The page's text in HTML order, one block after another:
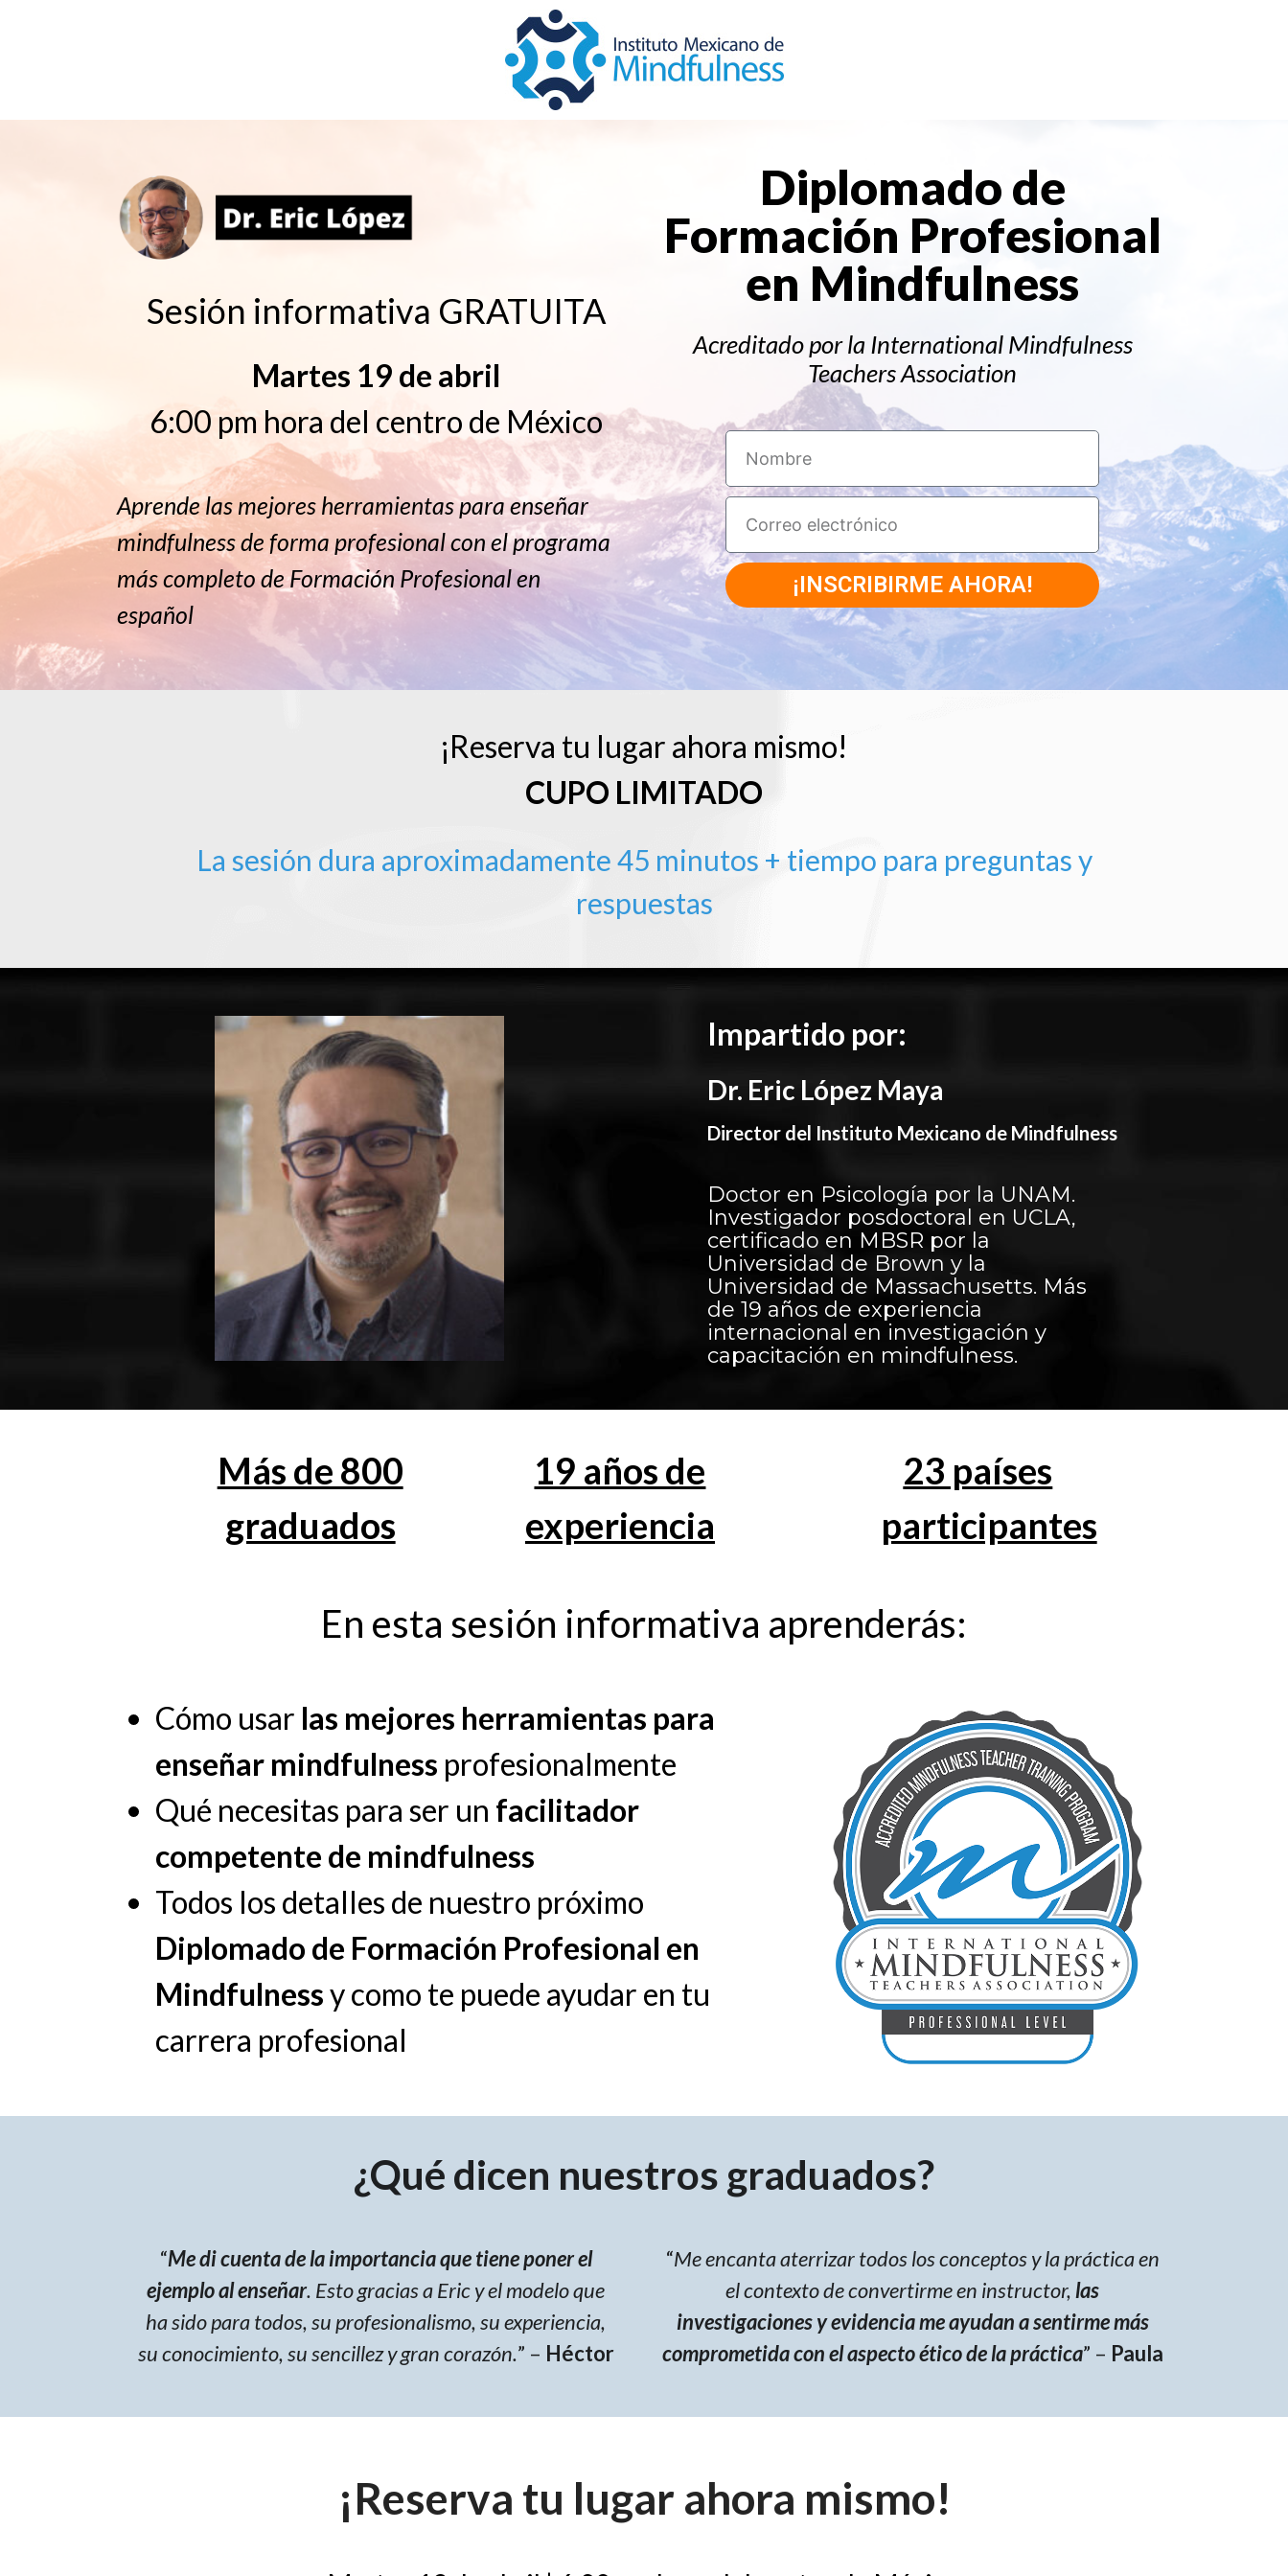
Sesión informativa GRATUITA
Martes 19 de abril
6:00 pm hora del centro de México
Aprende las mejores herramientas para enseñar
mindfulness de forma profesional con el programa
más completo de Formación Profesional en
español
Diplomado de
Formación Profesional
en Mindfulness
Acreditado por la International Mindfulness
Teachers Association
¡INSCRIBIRME AHORA!
¡Reserva tu lugar ahora mismo!
CUPO LIMITADO
La sesión dura aproximadamente 45 minutos + tiempo para preguntas y
respuestas
Impartido por:
Dr. Eric López Maya
Director del Instituto Mexicano de Mindfulness
Doctor en Psicología por la UNAM.
Investigador posdoctoral en UCLA,
certificado en MBSR por la
Universidad de Brown y la
Universidad de Massachusetts. Más
de 19 años de experiencia
internacional en investigación y
capacitación en mindfulness.
Más de 800
graduados
19 años de
experiencia
23 países
participantes
En esta sesión informativa aprenderás:
Cómo usar las mejores herramientas para
enseñar mindfulness profesionalmente
Qué necesitas para ser un facilitador
competente de mindfulness
Todos los detalles de nuestro próximo
Diplomado de Formación Profesional en
Mindfulnessy como te puede ayudar en tu
carrera profesional
¿Qué dicen nuestros graduados?
“Me di cuenta de la importancia que tiene poner el
ejemplo al enseñar. Esto gracias a Eric y el modelo que
ha sido para todos, su profesionalismo, su experiencia,
su conocimiento, su sencillez y gran corazón.” – Héctor
“Me encanta aterrizar todos los conceptos y la práctica en
el contexto de convertirme en instructor, las
investigaciones y evidencia me ayudan a sentirme más
comprometida con el aspecto ético de la práctica” – Paula
¡Reserva tu lugar ahora mismo!